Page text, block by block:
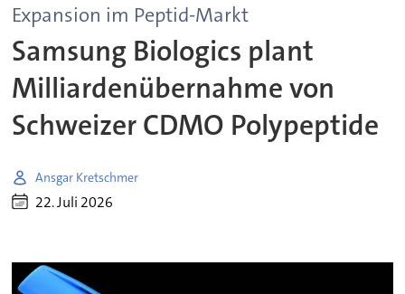
Expansion im Peptid-Markt
Samsung Biologics plant
Milliardenübernahme von
Schweizer CDMO Polypeptide
Ansgar Kretschmer
22. Juli 2026